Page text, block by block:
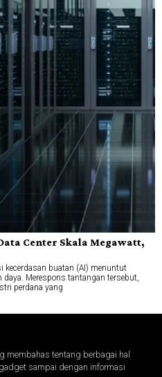
Center Skala Megawatt,
buatan (AI) menuntut
Merespons tantangan tersebut,
perdana yang
membahas tentang berbagai hal
sampai dengan informasi